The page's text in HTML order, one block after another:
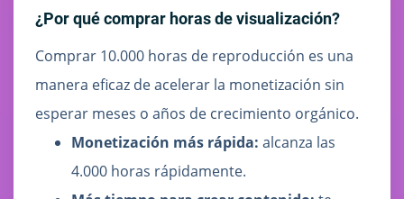
¿Por qué comprar horas de visualización?
Comprar 10.000 horas de reproducción es una
manera eficaz de acelerar la monetización sin
esperar meses o años de crecimiento orgánico.
Monetización más rápida: alcanza las
4.000 horas rápidamente.